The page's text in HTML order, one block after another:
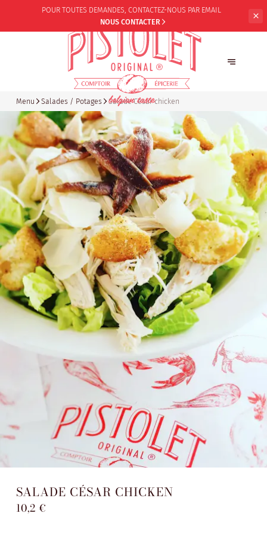
POUR TOUTES DEMANDES,CONTACTEZ-NOUS PAR EMAIL
NOUS CONTACTER
Menu Salades / Potages Salade César chicken
SALADE CÉSAR CHICKEN
10,2 €